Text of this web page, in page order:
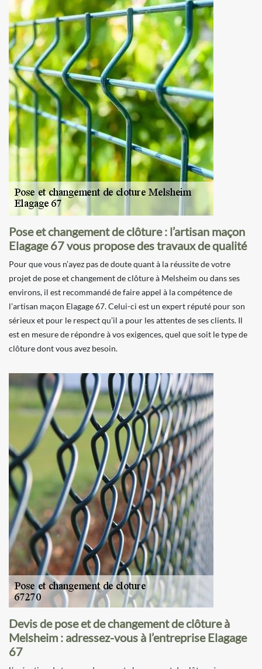
Pose et changement de clôture : l’artisan maçon
Elagage 67 vous propose des travaux de qualité
Pour que vous n’ayez pas de doute quant à la réussite de votre
projet de pose et changement de clôture à Melsheim ou dans ses
environs, il est recommandé de faire appel à la compétence de
l’artisan maçon Elagage 67. Celui-ci est un expert réputé pour son
sérieux et pour le respect qu’il a pour les attentes de ses clients. Il
est en mesure de répondre à vos exigences, quel que soit le type de
clôture dont vous avez besoin.
Devis de pose et de changement de clôture à
Melsheim : adressez-vous à l’entreprise Elagage
67